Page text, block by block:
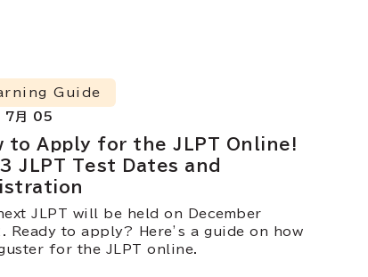
to Apply for the JLPT Online!
JLPT Test Dates and
Guide
7月 05
JLPT will be held on December
Ready to apply? Here’s a guide on how
for the JLPT online.